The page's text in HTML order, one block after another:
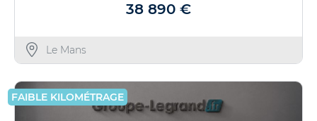
38 890 €
Le Mans
FAIBLE KILOMÉTRAGE